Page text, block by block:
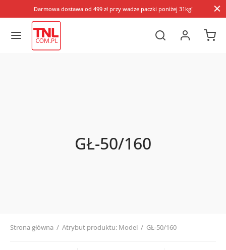
Darmowa dostawa od 499 zł przy wadze paczki poniżej 31kg!
GŁ-50/160
Strona główna / Atrybut produktu: Model / GŁ-50/160